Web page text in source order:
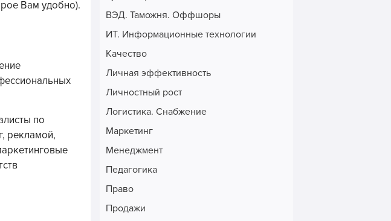
Вам удобно).
по
рекламой,
ВЭД. Таможня. Оффшоры
ИТ. Информационные технологии
Качество
Личная эффективность
Личностный рост
Логистика. Снабжение
Маркетинг
Менеджмент
Педагогика
Право
Продажи